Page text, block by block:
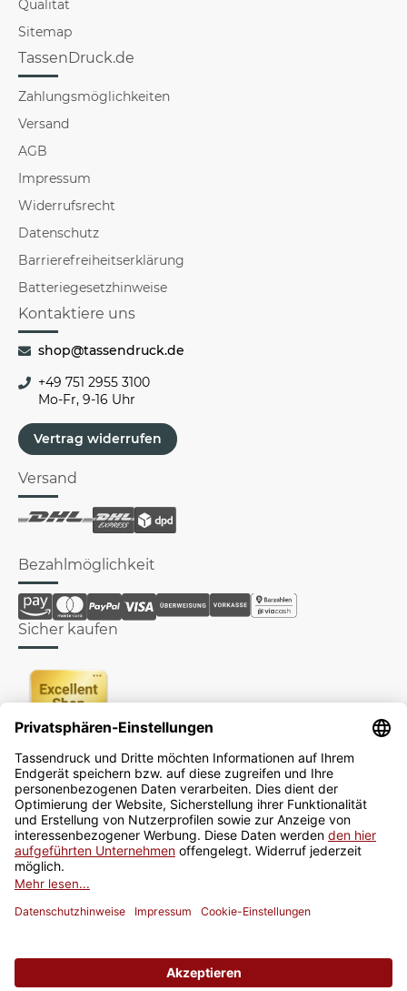
Qualität
Sitemap
TassenDruck.de
Zahlungsmöglichkeiten
Versand
AGB
Impressum
Widerrufsrecht
Datenschutz
Barrierefreiheitserklärung
Batteriegesetzhinweise
Kontaktiere uns
shop@tassendruck.de
+49 751 2955 3100
Mo-Fr, 9-16 Uhr
Vertrag widerrufen
Versand
Bezahlmöglichkeit
Sicher kaufen
Newsletter